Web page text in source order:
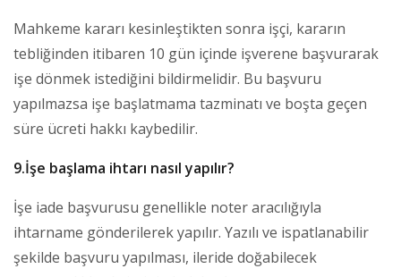
Mahkeme kararı kesinleştikten sonra işçi, kararın
tebliğinden itibaren 10 gün içinde işverene başvurarak
işe dönmek istediğini bildirmelidir. Bu başvuru
yapılmazsa işe başlatmama tazminatı ve boşta geçen
süre ücreti hakkı kaybedilir.
9.İşe başlama ihtarı nasıl yapılır?
İşe iade başvurusu genellikle noter aracılığıyla
ihtarname gönderilerek yapılır. Yazılı ve ispatlanabilir
şekilde başvuru yapılması, ileride doğabilecek